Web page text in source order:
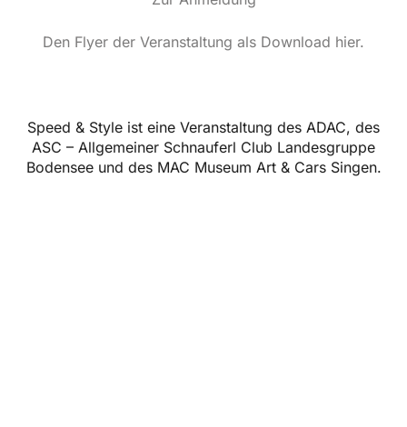
Den Flyer der Veranstaltung als Download hier.
Speed & Style ist eine Veranstaltung des ADAC, des
ASC – Allgemeiner Schnauferl Club Landesgruppe
Bodensee und des MAC Museum Art & Cars Singen.